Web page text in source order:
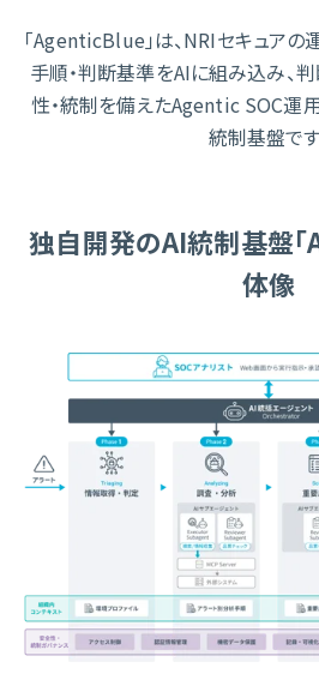
「AgenticBlue」は、NRIセキュア
手順・判断基準をAIに組み込み、判
性・統制を備えたAgentic SOC運
統制基盤です
独自開発のAI統制基盤
体像